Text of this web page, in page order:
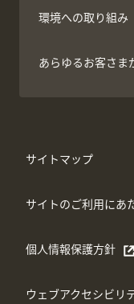
環境への取り組み
別ウィンドウで開
あらゆるお客さま
別ウィンドウで開
サイトマップ
サイトのご利用にあ
個人情報保護方針
別ウィンドウで開く
ウェブアクセシビリ